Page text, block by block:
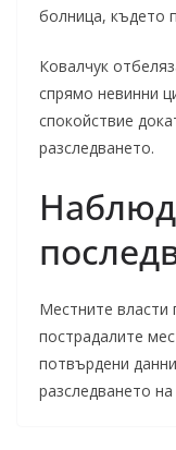
болница, където
Ковалчук
спрямо невинни
спокойствие
разследването.
Местните
пострадалите
потвърдени
разследването